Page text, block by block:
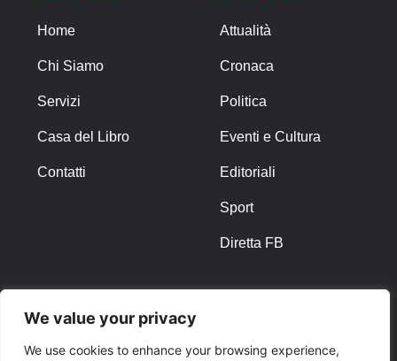
We value your privacy
We use cookies to enhance your browsing experience,
Home
Chi Siamo
Servizi
Casa del Libro
Contatti
Attualità
Cronaca
Politica
Eventi e Cultura
Editoriali
Sport
Diretta FB